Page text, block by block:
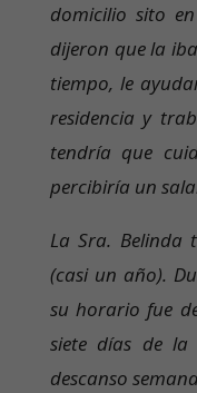
domicilio sito
dijeron que la
tiempo, le
residencia y
tendría que
percibiría un
La Sra. Belinda
(casi un año).
su horario fue
siete días de
descanso